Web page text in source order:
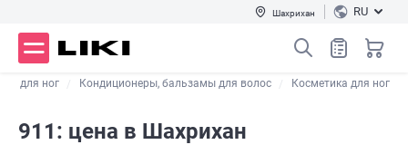
Шахрихан RU
для ног Кондиционеры, бальзамы для волос Косметика для ног
911: цена в Шахрихан